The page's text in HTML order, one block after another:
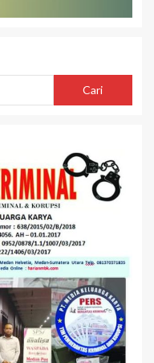
Cari